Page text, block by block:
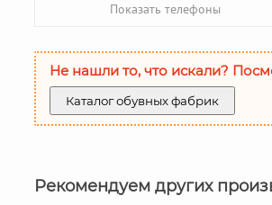
Показать телефоны
Не нашли то, что искали?
Каталог обувных фабрик
Рекомендуем других